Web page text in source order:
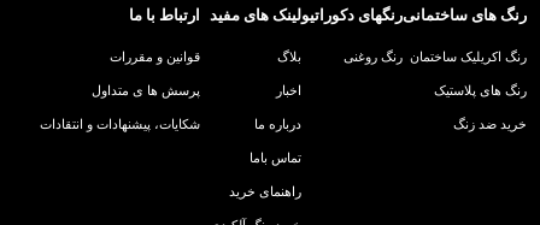
رنگ های ساختمانی
رنگ اکریلیک ساختمان
رنگ های پلاستیک
خرید ضد زنگ
رنگهای دکوراتیو
رنگ روغنی
لینک های مفید
بلاگ
اخبار
درباره ما
تماس باما
راهنمای خرید
ارتباط با ما
قوانین و مقررات
پرسش ها ی متداول
شکایات، پیشنهادات و انتقادات